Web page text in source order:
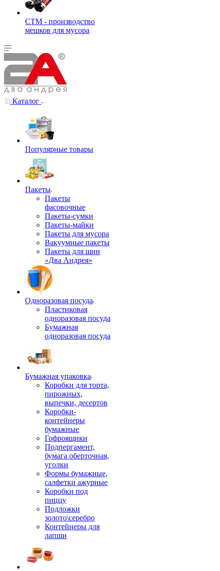
СТМ - производство
мешков для мусора
Каталог
Популярные товары
Пакеты
Пакеты
фасовочные
Пакеты-сумки
Пакеты-майки
Пакеты для мусора
Вакуумные пакеты
Пакеты для шин
«Два Андрея»
Одноразовая посуда
Пластиковая
одноразовая посуда
Бумажная
одноразовая посуда
Бумажная упаковка
Коробки для торта,
пирожных,
выпечки, десертов
Коробки-
контейнеры
бумажные
Гофроящики
Подпергамент,
бумага оберточная,
уголки
Формы бумажные,
салфетки ажурные
Коробки под
пиццу
Подложки
золото\серебро
Контейнеры для
лапши